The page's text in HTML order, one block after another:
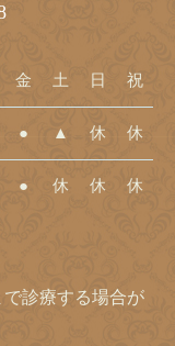
金 土 日 祝
● ▲ 休 休
● 休 休 休
で診療する場合が